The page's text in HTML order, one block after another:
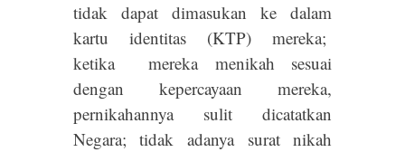
tidak dapat dimasukan ke dalam
kartu identitas (KTP) mereka;
ketika mereka menikah sesuai
dengan kepercayaan mereka,
pernikahannya sulit dicatatkan
Negara; tidak adanya surat nikah